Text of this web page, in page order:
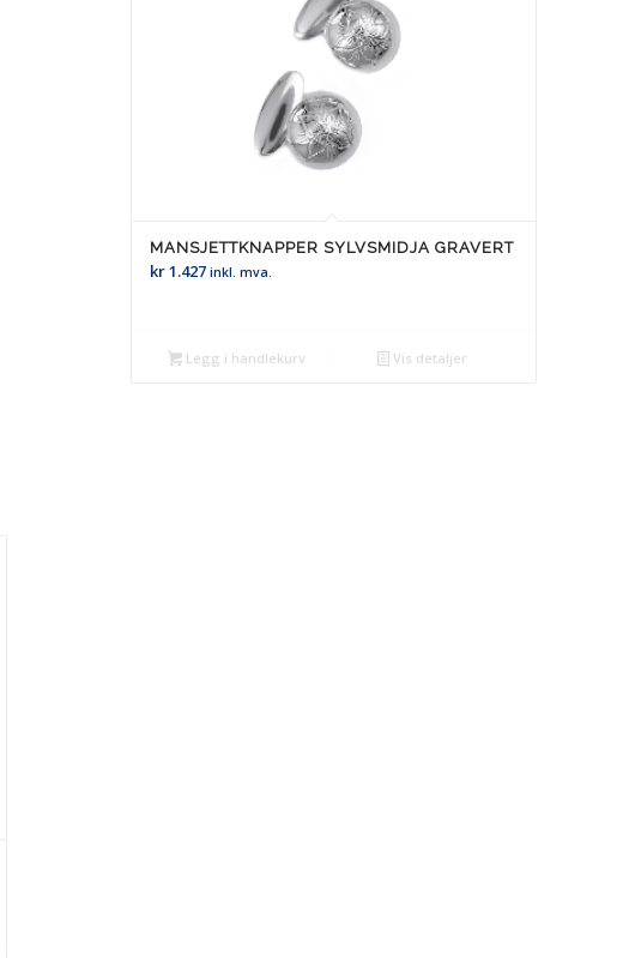
MANSJETTKNAPPER SYLVSMIDJA GRAVERT
kr1.427 inkl. mva.
Legg i handlekurv Vis detaljer